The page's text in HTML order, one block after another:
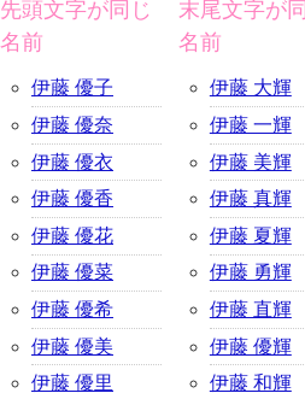
先頭文字が同じ
名前
伊藤 優子
伊藤 優奈
伊藤 優衣
伊藤 優香
伊藤 優花
伊藤 優菜
伊藤 優希
伊藤 優美
伊藤 優里
末尾文字が
名前
伊藤 大輝
伊藤 一輝
伊藤 美輝
伊藤 真輝
伊藤 夏輝
伊藤 勇輝
伊藤 直輝
伊藤 優輝
伊藤 和輝